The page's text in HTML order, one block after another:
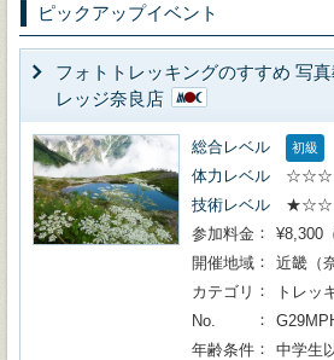
ピックアップイベント
フォトトレッキングのすすめ 写
レッジ奈良店
総合レベル 初級
体力レベル
技術レベル
参加料金
¥8,300
開催地域
近畿（
カテゴリ
トレッ
No.
年齢条件
中学生